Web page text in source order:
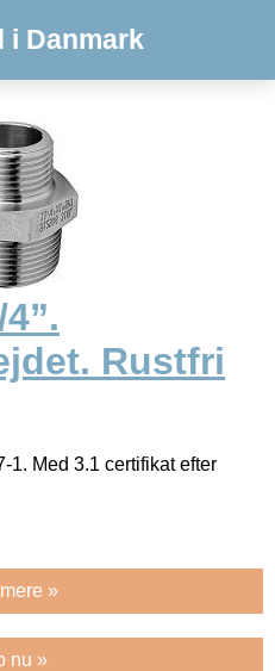
i Danmark
Rustfri
1. Med 3.1 certifikat efter
»
nu »